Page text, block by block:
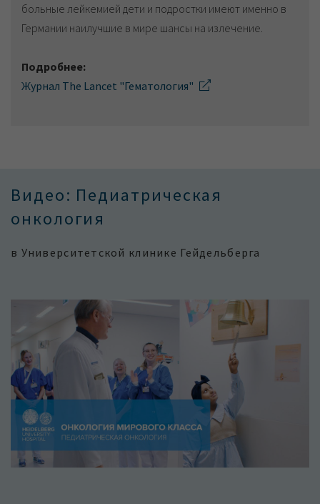
больные лейкемией дети и подростки имеют именно в
Германии наилучшие в мире шансы на излечение.
Подробнее:
Журнал The Lancet "Гематология"
Видео: Педиатрическая
онкология
в Университетской клинике Гейдельберга